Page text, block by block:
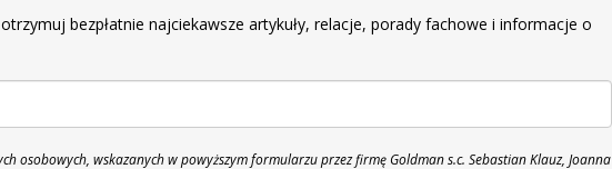
bezpłatnie najciekawsze artykuły, relacje, porady fachowe i informacje o
osobowych, wskazanych w powyższym formularzu przez firmę Goldman s.c. Sebastian Klauz, Joanna